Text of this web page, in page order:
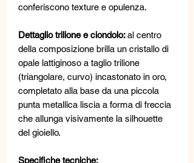
conferiscono texture e opulenza.
Dettaglio trilione e ciondolo:al centro
della composizione brilla un cristallo di
opale lattiginoso a taglio trilione
(triangolare, curvo) incastonato in oro,
completato alla base da una piccola
punta metallica liscia a forma di freccia
che allunga visivamente la silhouette
del gioiello.
Specifiche tecniche: